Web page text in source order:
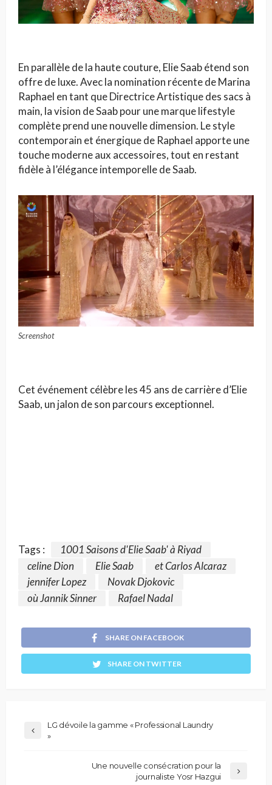
En parallèle de la haute couture, Elie Saab étend son
offre de luxe. Avec la nomination récente de Marina
Raphael en tant que Directrice Artistique des sacs à
main, la vision de Saab pour une marque lifestyle
complète prend une nouvelle dimension. Le style
contemporain et énergique de Raphael apporte une
touche moderne aux accessoires, tout en restant
fidèle à l’élégance intemporelle de Saab.
Screenshot
Cet événement célèbre les 45 ans de carrière d’Elie
Saab, un jalon de son parcours exceptionnel.
Tags :
1001 Saisons d'Elie Saab' à Riyad
celine Dion
Elie Saab
et Carlos Alcaraz
jennifer Lopez
Novak Djokovic
où Jannik Sinner
Rafael Nadal
SHARE ON FACEBOOK
SHARE ON TWITTER
LG dévoile la gamme « Professional Laundry
»
Une nouvelle consécration pour la
journaliste Yosr Hazgui